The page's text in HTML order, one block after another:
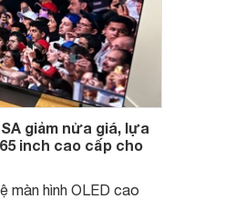
giảm nửa giá, lựa
inch cao cấp cho
màn hình OLED cao